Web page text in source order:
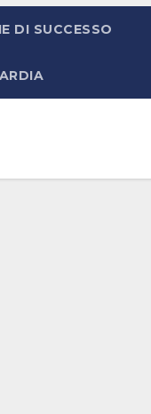
DI SUCCESSO